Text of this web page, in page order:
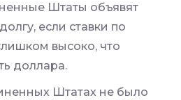
Штаты объявят
если ставки по
высоко, что
доллара.
Штатах не было